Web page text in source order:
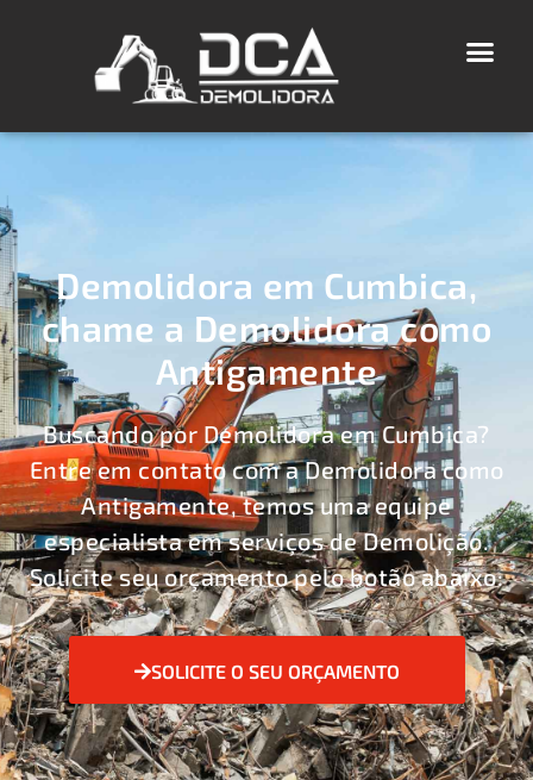
Demolidora em Cumbica,
chame a Demolidora como
Antigamente
Buscando por Demolidora em Cumbica?
Entre em contato com a Demolidora como
Antigamente, temos uma equipe
especialista em serviços de Demolição.
Solicite seu orçamento pelo botão abaixo:
SOLICITE O SEU ORÇAMENTO